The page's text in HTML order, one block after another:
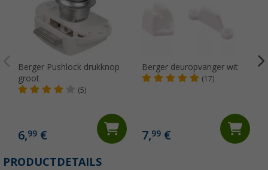
Berger Pushlock drukknop
groot
(5)
6,99 €
Berger deuropvanger wit
(17)
7,99€
PRODUCTDETAILS